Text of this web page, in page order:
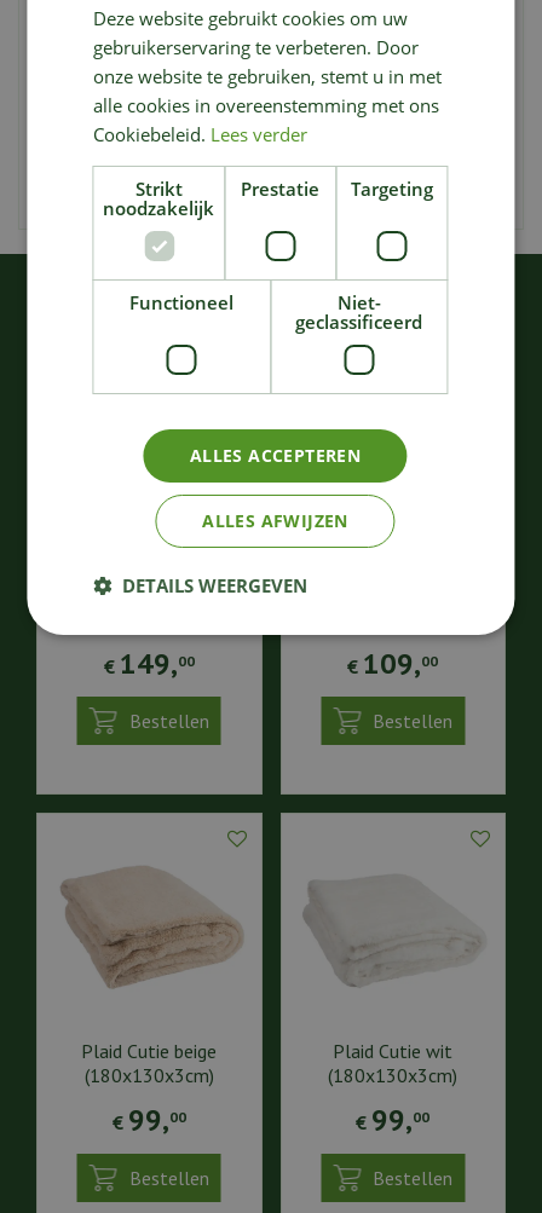
Lengte: 180cm
Breedte: 130cm
Hoogte: 3cm
Referentie: 76881
Hoes afneembaar: Neen
Geschikt voor buiten: Neen
Wasinstructies: Handwas - max 30°
KIJK OOK EENS NAAR:
zwart/bruin
€ 149,00
Bestellen
€ 109,00
Bestellen
Plaid Cutie beige
(180x130x3cm)
€ 99,00
Bestellen
Plaid Cutie wit
(180x130x3cm)
€ 99,00
Bestellen
Deze website gebruikt cookies om uw
gebruikerservaring te verbeteren. Door
onze website te gebruiken, stemt u in met
alle cookies in overeenstemming met ons
Cookiebeleid. Lees verder
Strikt
noodzakelijk
Prestatie Targeting
Functioneel
Niet-
geclassificeerd
ALLES ACCEPTEREN
ALLES AFWIJZEN
DETAILS WEERGEVEN